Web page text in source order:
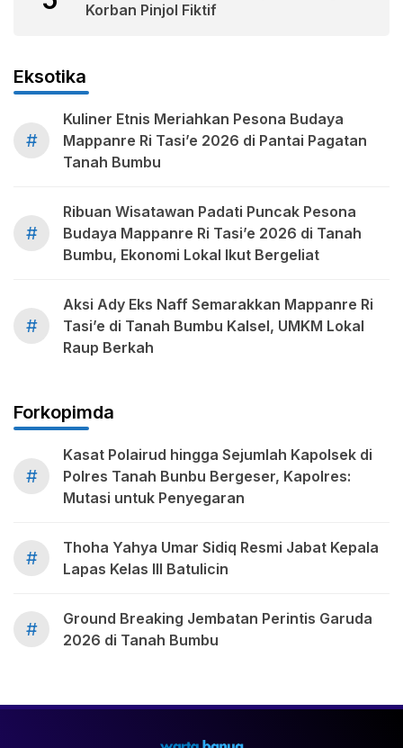
Korban Pinjol Fiktif
Eksotika
#
Kuliner Etnis Meriahkan Pesona Budaya
Mappanre Ri Tasi’e 2026 di Pantai Pagatan
Tanah Bumbu
#
Ribuan Wisatawan Padati Puncak Pesona
Budaya Mappanre Ri Tasi’e 2026 di Tanah
Bumbu, Ekonomi Lokal Ikut Bergeliat
#
Aksi Ady Eks Naff Semarakkan Mappanre Ri
Tasi’e di Tanah Bumbu Kalsel, UMKM Lokal
Raup Berkah
Forkopimda
#
Kasat Polairud hingga Sejumlah Kapolsek di
Polres Tanah Bunbu Bergeser, Kapolres:
Mutasi untuk Penyegaran
#
Thoha Yahya Umar Sidiq Resmi Jabat Kepala
Lapas Kelas III Batulicin
#
Ground Breaking Jembatan Perintis Garuda
2026 di Tanah Bumbu